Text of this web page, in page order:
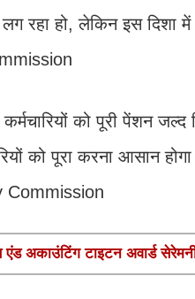
रहा हो, लेकिन इस दिशा
को पूरी पेंशन
को पूरा करना आसान
Commission
एंड अकाउंटिंग टाइटन अवार्ड